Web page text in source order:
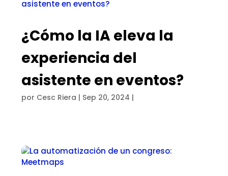
¿Cómo la IA eleva la
experiencia del
asistente en eventos?
por Cesc Riera | Sep 20, 2024 |